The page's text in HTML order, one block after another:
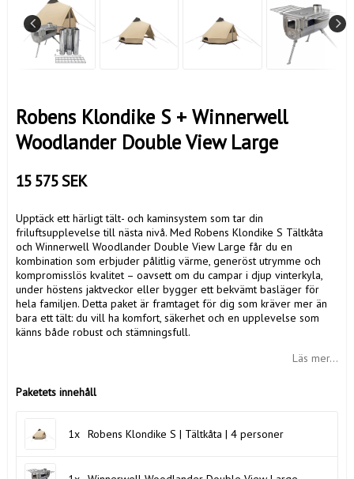
Robens Klondike S + Winnerwell
Woodlander Double View Large
15 575 SEK
Upptäck ett härligt tält- och kaminsystem som tar din
friluftsupplevelse till nästa nivå. Med Robens Klondike S Tältkåta
och Winnerwell Woodlander Double View Large får du en
kombination som erbjuder pålitlig värme, generöst utrymme och
kompromisslös kvalitet – oavsett om du campar i djup vinterkyla,
under höstens jaktveckor eller bygger ett bekvämt basläger för
hela familjen. Detta paket är framtaget för dig som kräver mer än
bara ett tält: du vill ha komfort, säkerhet och en upplevelse som
känns både robust och stämningsfull.
Läs mer...
Paketets innehåll
1x Robens Klondike S | Tältkåta | 4 personer